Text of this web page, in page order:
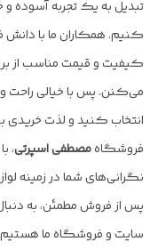
تبدیل به یک تجربه آسوده
کنیم. همکاران ما با دانش
کیفیت و قیمت مناسب از
می‌کنن. پس با خیالی راحت
انتخاب کنید و لذت خریدی
فروشگاهمصطفی اسپرتی،
نگرانی‌های شما در زمینه
پس از فروش مطمئن، به
سایت و فروشگاه ما